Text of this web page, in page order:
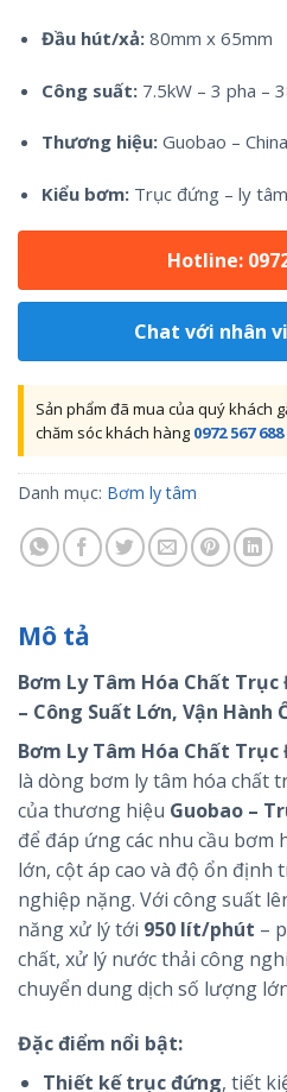
Đầu hút/xả:80mm x 65mm
Công suất:7.5kW – 3 pha –
Thương hiệu:Guobao – China
Kiểu bơm:Trục đứng – ly
Hotline:
Chat với nhân
Sản phẩm đã mua của quý khách
chăm sóc khách hàng 0972 567 688
Danh mục: Bơm ly tâm
Mô tả
Bơm Ly Tâm Hóa Chất Trục
– Công Suất Lớn, Vận Hành
Bơm Ly Tâm Hóa Chất Trục
là dòng bơm ly tâm hóa chất
của thương hiệu Guobao –
để đáp ứng các nhu cầu
lớn, cột áp cao và độ ổn định
nghiệp nặng. Với công suất
năng xử lý tới 950 lít/phút –
chất, xử lý nước thải công
chuyển dung dịch số lượng
Đặc điểm nổi bật:
Thiết kế trục đứng, tiết